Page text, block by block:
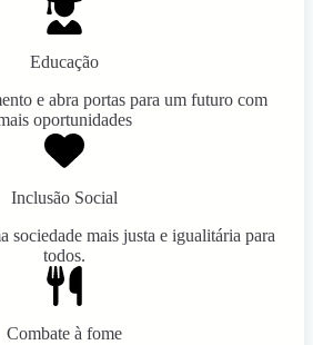
Educação
e abra portas para um futuro com
oportunidades
Inclusão Social
sociedade mais justa e igualitária para
todos.
Combate à fome